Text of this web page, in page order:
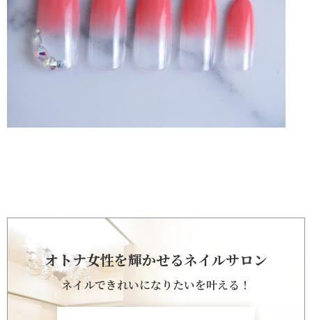
オトナ女性を輝かせるネイルサロン
ネイルできれいになりたいを叶える！